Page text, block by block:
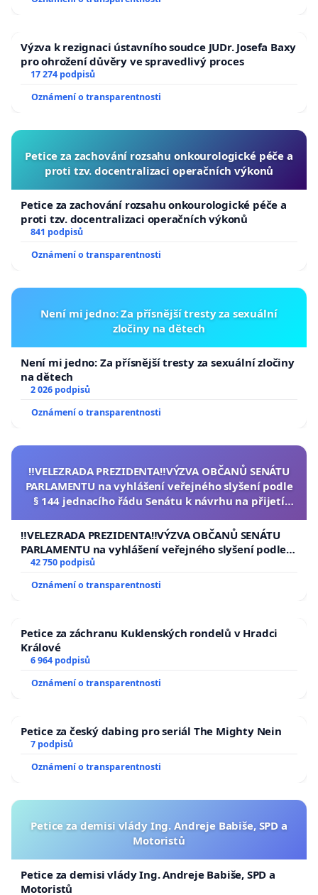
Výzva k rezignaci ústavního soudce JUDr. Josefa Baxy
pro ohrožení důvěry ve spravedlivý proces
17 274 podpisů
Oznámení o transparentnosti
Petice za zachování rozsahu onkourologické péče a
proti tzv. docentralizaci operačních výkonů
Petice za zachování rozsahu onkourologické péče a
proti tzv. docentralizaci operačních výkonů
841 podpisů
Oznámení o transparentnosti
Není mi jedno: Za přísnější tresty za sexuální
zločiny na dětech
Není mi jedno: Za přísnější tresty za sexuální zločiny
na dětech
2 026 podpisů
Oznámení o transparentnosti
‼️VELEZRADA PREZIDENTA‼️VÝZVA OBČANŮ SENÁTU
PARLAMENTU na vyhlášení veřejného slyšení podle
§ 144 jednacího řádu Senátu k návrhu na přijetí
republiky
‼️VELEZRADA PREZIDENTA‼️VÝZVA OBČANŮ SENÁTU
PARLAMENTU na vyhlášení veřejného slyšení podle §
144 jednacího řádu Senátu k návrhu na přijetí
usnesení k podání ústavní žaloby na prezidenta
republiky
42 750 podpisů
Oznámení o transparentnosti
Petice za záchranu Kuklenských rondelů v Hradci
Králové
6 964 podpisů
Oznámení o transparentnosti
Petice za český dabing pro seriál The Mighty Nein
7 podpisů
Oznámení o transparentnosti
Petice za demisi vlády Ing. Andreje Babiše, SPD a
Motoristů
Petice za demisi vlády Ing. Andreje Babiše, SPD a
Motoristů